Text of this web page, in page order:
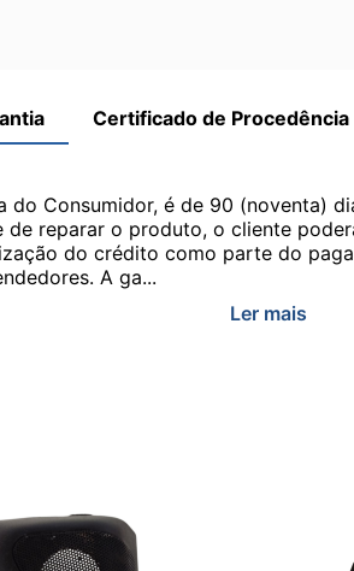
Certificado de Procedência
do Consumidor, é de 90 (noventa)
reparar o produto, o cliente
do crédito como parte do
A ga...
Ler mais